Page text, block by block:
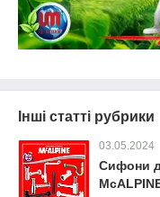
Інші статті рубрики
03.05.2024
Сифони